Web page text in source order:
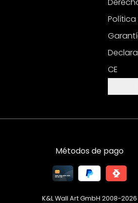
CE
Métodos de pago
K&L Wall Art GmbH 2008-2026